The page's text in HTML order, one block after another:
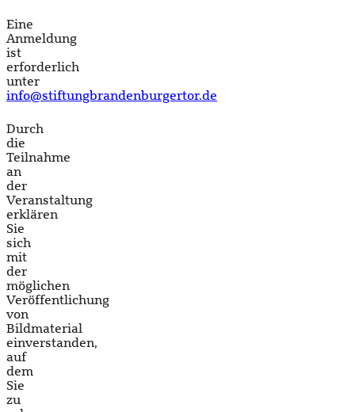
Eine
Anmeldung
ist
erforderlich
unter
info@stiftungbrandenburgertor.de
Durch
die
Teilnahme
an
der
Veranstaltung
erklären
Sie
sich
mit
der
möglichen
Veröffentlichung
von
Bildmaterial
einverstanden,
auf
dem
Sie
zu